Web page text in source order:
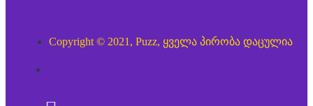
Copyright © 2021, Puzz, ყველა პირობა დაცულია